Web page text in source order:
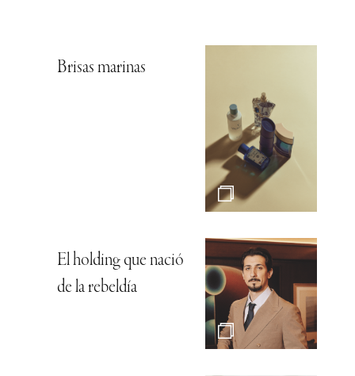
Brisas marinas
El holding que nació
de la rebeldía